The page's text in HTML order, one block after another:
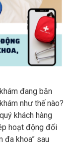
đang băn
như thế nào?
khách hàng
hoạt động đối
đa khoa” sau